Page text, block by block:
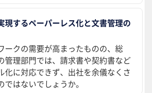
現するペーパーレス化と文書管理の
ークの需要が高まったものの、総
管理部門では、請求書や契約書など
化に対応できず、出社を余儀なくさ
はないでしょうか。